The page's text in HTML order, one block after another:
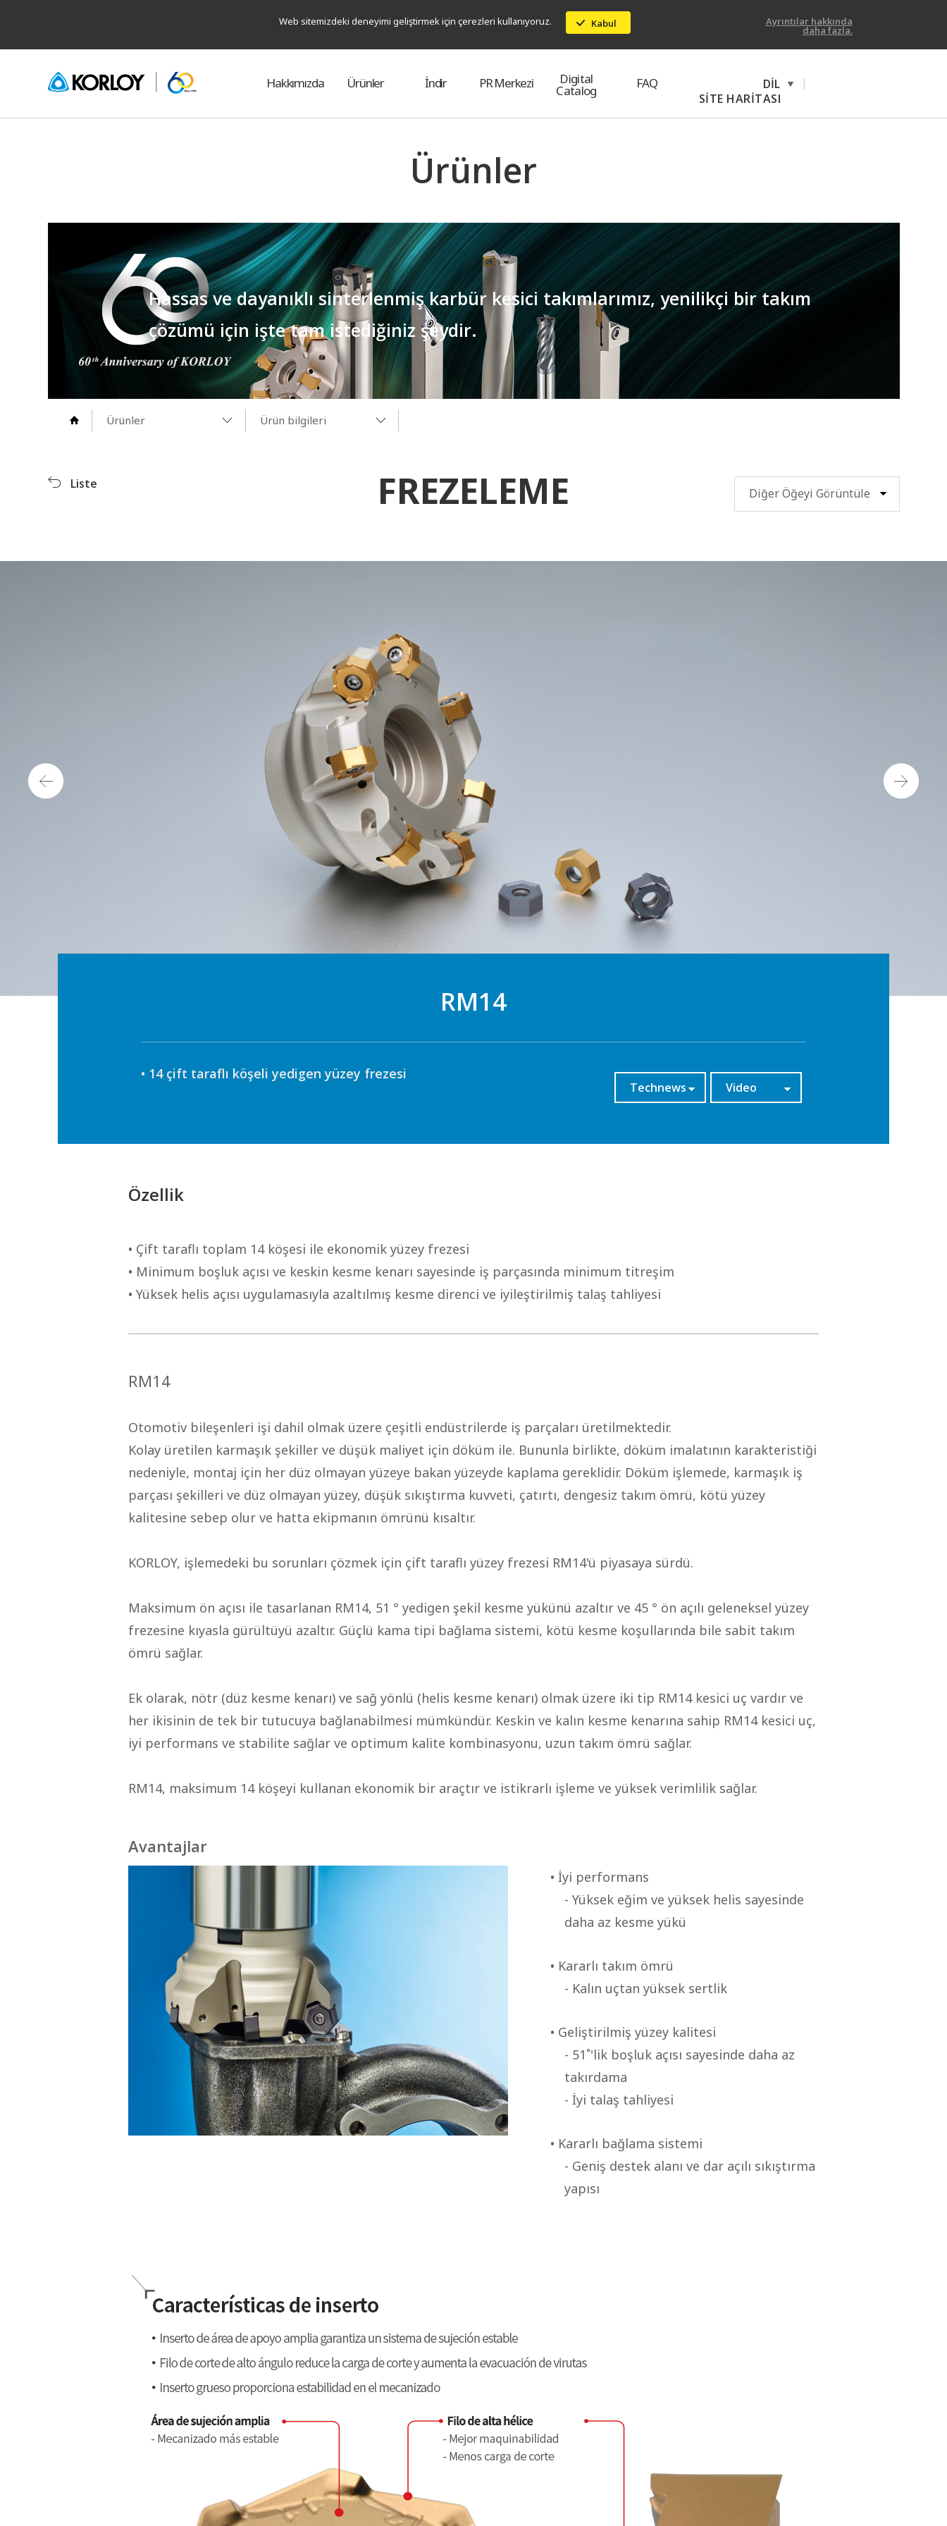
Web sitemizdeki deneyimi geliştirmek için çerezleri kullanıyoruz. Kabul Ayrıntılar hakkında
daha fazla.
Hakkımızda Ürünler İndir PR Merkezi Digital
Catalog FAQ DİL
|
SİTE HARİTASI
Ürünler
Hassas ve dayanıklı sinterlenmiş karbür kesici takımlarımız, yenilikçi bir takım
çözümü için işte tam istediğiniz şeydir.
Ürünler Ürün bilgileri
Liste FREZELEME Diğer Öğeyi Görüntüle
RM14
• 14 çift taraflı köşeli yedigen yüzey frezesi
Technews Video
Özellik
• Çift taraflı toplam 14 köşesi ile ekonomik yüzey frezesi
• Minimum boşluk açısı ve keskin kesme kenarı sayesinde iş parçasında minimum titreşim
• Yüksek helis açısı uygulamasıyla azaltılmış kesme direnci ve iyileştirilmiş talaş tahliyesi
RM14
Otomotiv bileşenleri işi dahil olmak üzere çeşitli endüstrilerde iş parçaları üretilmektedir.
Kolay üretilen karmaşık şekiller ve düşük maliyet için döküm ile. Bununla birlikte, döküm imalatının karakteristiği
nedeniyle, montaj için her düz olmayan yüzeye bakan yüzeyde kaplama gereklidir. Döküm işlemede, karmaşık iş
parçası şekilleri ve düz olmayan yüzey, düşük sıkıştırma kuvveti, çatırtı, dengesiz takım ömrü, kötü yüzey
kalitesine sebep olur ve hatta ekipmanın ömrünü kısaltır.
KORLOY, işlemedeki bu sorunları çözmek için çift taraflı yüzey frezesi RM14'ü piyasaya sürdü.
Maksimum ön açısı ile tasarlanan RM14, 51 ° yedigen şekil kesme yükünü azaltır ve 45 ° ön açılı geleneksel yüzey
frezesine kıyasla gürültüyü azaltır. Güçlü kama tipi bağlama sistemi, kötü kesme koşullarında bile sabit takım
ömrü sağlar.
Ek olarak, nötr (düz kesme kenarı) ve sağ yönlü (helis kesme kenarı) olmak üzere iki tip RM14 kesici uç vardır ve
her ikisinin de tek bir tutucuya bağlanabilmesi mümkündür. Keskin ve kalın kesme kenarına sahip RM14 kesici uç,
iyi performans ve stabilite sağlar ve optimum kalite kombinasyonu, uzun takım ömrü sağlar.
RM14, maksimum 14 köşeyi kullanan ekonomik bir araçtır ve istikrarlı işleme ve yüksek verimlilik sağlar.
Avantajlar
• İyi performans
- Yüksek eğim ve yüksek helis sayesinde
daha az kesme yükü
• Kararlı takım ömrü
- Kalın uçtan yüksek sertlik
• Geliştirilmiş yüzey kalitesi
- 51˚'lik boşluk açısı sayesinde daha az
takırdama
- İyi talaş tahliyesi
• Kararlı bağlama sistemi
- Geniş destek alanı ve dar açılı sıkıştırma
yapısı